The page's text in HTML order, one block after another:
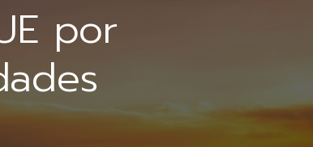
por